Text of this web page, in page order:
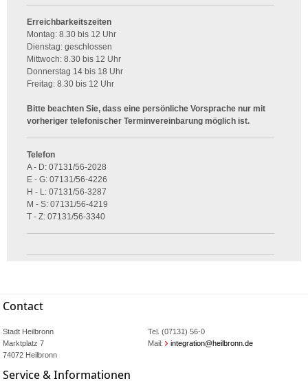
Erreichbarkeitszeiten
Montag: 8.30 bis 12 Uhr
Dienstag: geschlossen
Mittwoch: 8.30 bis 12 Uhr
Donnerstag 14 bis 18 Uhr
Freitag: 8.30 bis 12 Uhr
Bitte beachten Sie, dass eine persönliche Vorsprache nur mit
vorheriger telefonischer Terminvereinbarung möglich ist.
Telefon
A - D: 07131/56-2028
E - G: 07131/56-4226
H - L: 07131/56-3287
M - S: 07131/56-4219
T - Z: 07131/56-3340
Contact
Stadt Heilbronn
Marktplatz 7
74072 Heilbronn
Tel. (07131) 56-0
Mail:
integration@heilbronn.de
Service & Informationen